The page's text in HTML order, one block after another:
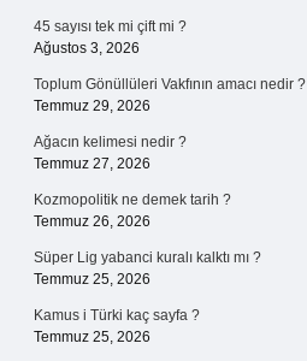
45 sayısı tek mi çift mi ?
Ağustos 3, 2026
Toplum Gönüllüleri Vakfının amacı nedir ?
Temmuz 29, 2026
Ağacın kelimesi nedir ?
Temmuz 27, 2026
Kozmopolitik ne demek tarih ?
Temmuz 26, 2026
Süper Lig yabanci kuralı kalktı mı ?
Temmuz 25, 2026
Kamus i Türki kaç sayfa ?
Temmuz 25, 2026